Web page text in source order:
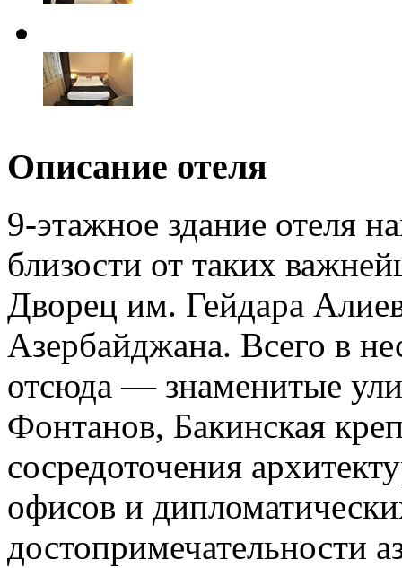
Описание отеля
9-этажное здание отеля
близости от таких
Дворец им. Гейдара
Азербайджана. Всего в
отсюда — знаменитые
Фонтанов, Бакинская
сосредоточения
офисов и
достопримечательности